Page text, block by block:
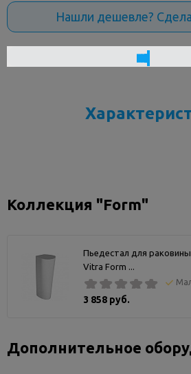
Нашли дешевле?
Цвет (Покрытие)
Глубина, см
Коллекция "Form"
Пьедестал для раковины
Vitra Form ...
3 858 руб.
Дополнительное